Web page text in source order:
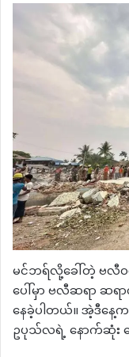
မင်ဘရ်လို့ခေါ်တဲ့ ဗလီဝ
ပေါ်မှာ ဗလီဆရာ ဆ
နေခဲ့ပါတယ်။ အဲ့ဒီန
ဥပုသ်လရဲ့ နောက်ဆုံး သ